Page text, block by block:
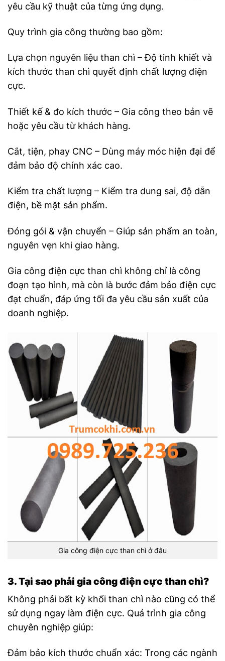
yêu cầu kỹ thuật của từng ứng dụng.
Quy trình gia công thường bao gồm:
Lựa chọn nguyên liệu than chì – Độ tinh khiết và
kích thước than chì quyết định chất lượng điện
cực.
Thiết kế & đo kích thước – Gia công theo bản vẽ
hoặc yêu cầu từ khách hàng.
Cắt, tiện, phay CNC – Dùng máy móc hiện đại để
đảm bảo độ chính xác cao.
Kiểm tra chất lượng – Kiểm tra dung sai, độ dẫn
điện, bề mặt sản phẩm.
Đóng gói & vận chuyển – Giúp sản phẩm an toàn,
nguyên vẹn khi giao hàng.
Gia công điện cực than chì không chỉ là công
đoạn tạo hình, mà còn là bước đảm bảo điện cực
đạt chuẩn, đáp ứng tối đa yêu cầu sản xuất của
doanh nghiệp.
Gia công điện cực than chì ở đâu
3. Tại sao phải gia công điện cực than chì?
Không phải bất kỳ khối than chì nào cũng có thể
sử dụng ngay làm điện cực. Quá trình gia công
chuyên nghiệp giúp:
Đảm bảo kích thước chuẩn xác: Trong các ngành